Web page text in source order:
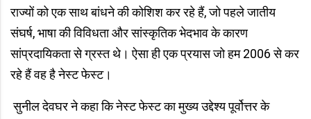
राज्यों को एक साथ बांधने की कोशिश कर रहे हैं, जो पहले जातीय
संघर्ष, भाषा की विविधता और सांस्कृतिक भेदभाव के कारण
सांप्रदायिकता से ग्रस्त थे। ऐसा ही एक प्रयास जो हम 2006 से कर
रहे हैं वह है नेस्ट फेस्ट।
सुनील देवघर ने कहा कि नेस्ट फेस्ट का मुख्य उद्देश्य पूर्वोत्तर के